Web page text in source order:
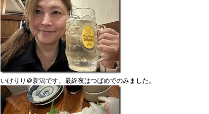
いけりり＠新潟です。最終夜はつばめでのみました。